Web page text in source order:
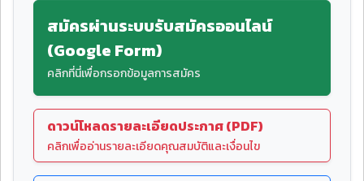
สมัครผ่านระบบรับสมัครออนไลน์
(Google Form)
คลิกที่นี่เพื่อกรอกข้อมูลการสมัคร
ดาวน์โหลดรายละเอียดประกาศ (PDF)
คลิกเพื่ออ่านรายละเอียดคุณสมบัติและเงื่อนไข